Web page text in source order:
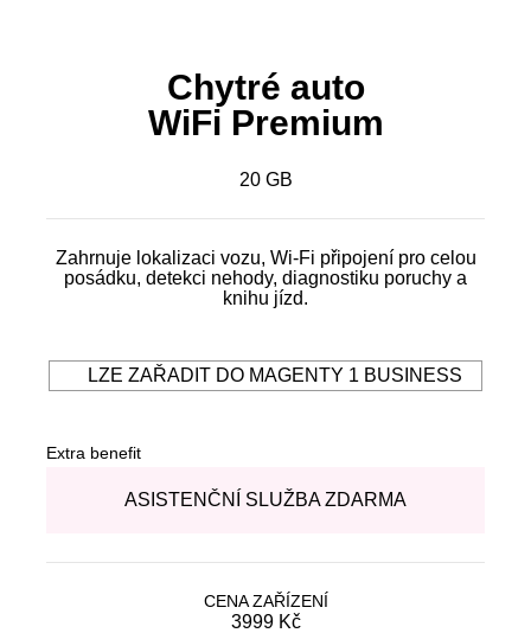
Chytré auto
WiFi Premium
20 GB
Zahrnuje lokalizaci vozu, Wi-Fi připojení pro celou
posádku, detekci nehody, diagnostiku poruchy a
knihu jízd.
LZE ZAŘADIT DO MAGENTY 1 BUSINESS
Extra benefit
ASISTENČNÍ SLUŽBA ZDARMA
CENA ZAŘÍZENÍ
Původní cena:
3999 Kč